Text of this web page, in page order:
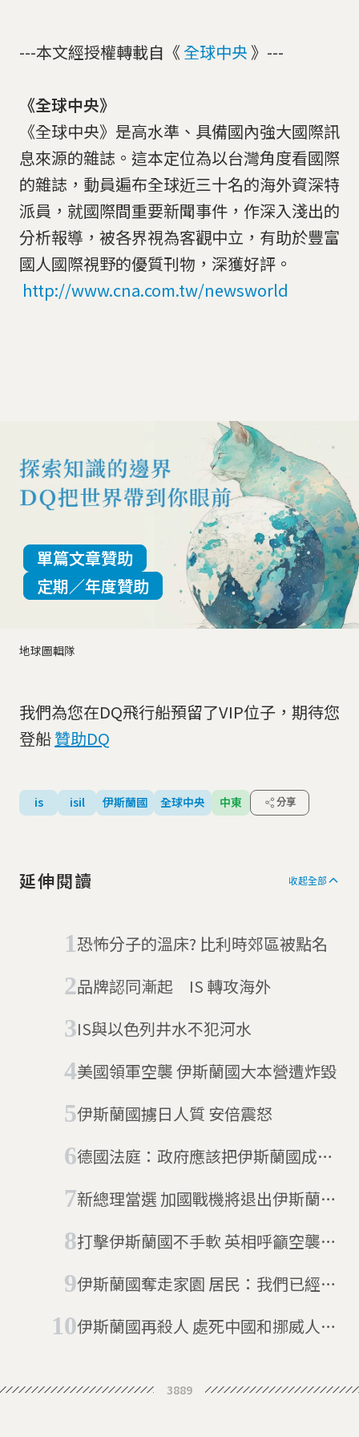
---本文經授權轉載自《 全球中央 》---
《全球中央》
《全球中央》是高水準、具備國內強大國際訊
息來源的雜誌。這本定位為以台灣角度看國際
的雜誌，動員遍布全球近三十名的海外資深特
派員，就國際間重要新聞事件，作深入淺出的
分析報導，被各界視為客觀中立，有助於豐富
國人國際視野的優質刊物，深獲好評。
http://www.cna.com.tw/newsworld
地球圖輯隊
單篇文章贊助
定期／年度贊助
我們為您在DQ飛行船預留了VIP位子，期待您
登船贊助DQ
is isil 伊斯蘭國 全球中央 中東 分享
延伸閱讀 收起全部
恐怖分子的溫床? 比利時郊區被點名
品牌認同漸起 IS 轉攻海外
IS與以色列井水不犯河水
美國領軍空襲 伊斯蘭國大本營遭炸毀
伊斯蘭國擄日人質 安倍震怒
德國法庭：政府應該把伊斯蘭國成員
新總理當選 加國戰機將退出伊斯蘭國
打擊伊斯蘭國不手軟 英相呼籲空襲敘
伊斯蘭國奪走家園 居民：我們已經沒
伊斯蘭國再殺人 處死中國和挪威人質
3889